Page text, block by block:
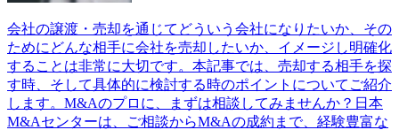
会社の譲渡・売却を通じてどういう会社になりたいか、その
ためにどんな相手に会社を売却したいか、イメージし明確化
することは非常に大切です。本記事では、売却する相手を探
す時、そして具体的に検討する時のポイントについてご紹介
します。M&Aのプロに、まずは相談してみませんか？日本
M&Aセンターは、ご相談からM&Aの成約まで、経験豊富な